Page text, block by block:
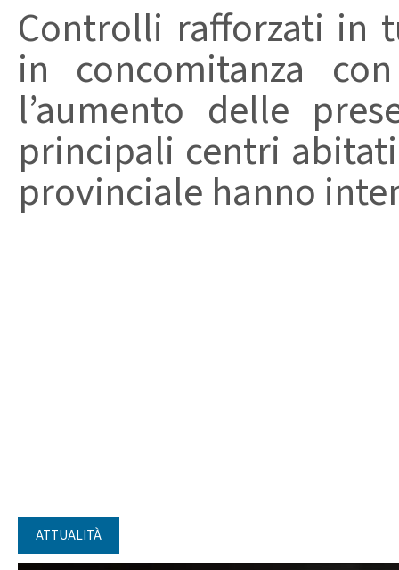
Controlli rafforzati in
in concomitanza
l’aumento delle
principali centri
provinciale hanno
ATTUALITÀ